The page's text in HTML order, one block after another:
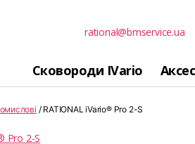
rational@bmservice.ua
Сковороди IVario
/ RATIONAL iVario® Pro 2-S